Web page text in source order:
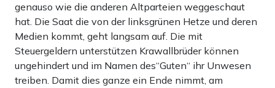
genauso wie die anderen Altparteien weggeschaut
hat. Die Saat die von der linksgrünen Hetze und deren
Medien kommt, geht langsam auf. Die mit
Steuergeldern unterstützen Krawallbrüder können
ungehindert und im Namen des“Guten“ ihr Unwesen
treiben. Damit dies ganze ein Ende nimmt, am